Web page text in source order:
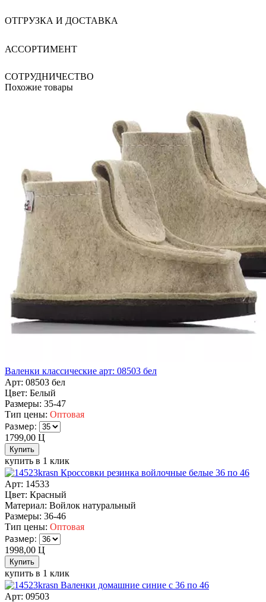
ОТГРУЗКА И ДОСТАВКА
АССОРТИМЕНТ
СОТРУДНИЧЕСТВО
Похожие товары
Валенки классические арт: 08503 бел
Арт: 08503 бел
Цвет: Белый
Размеры: 35-47
Тип цены: Оптовая
Размер:
1799,00 Ц
купить в 1 клик
Кроссовки резинка войлочные белые 36 по 46
Арт: 14533
Цвет: Красный
Материал: Войлок натуральный
Размеры: 36-46
Тип цены: Оптовая
Размер:
1998,00 Ц
купить в 1 клик
Валенки домашние синие с 36 по 46
Арт: 09503